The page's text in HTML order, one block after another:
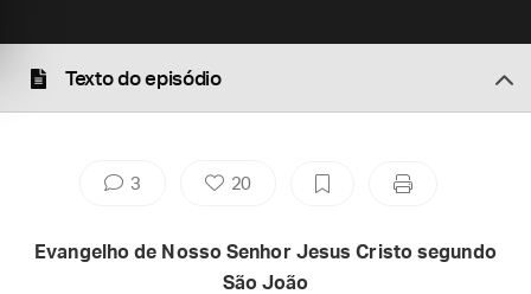
Texto do episódio
3 20
Evangelho de Nosso Senhor Jesus Cristo segundo
São João